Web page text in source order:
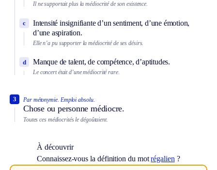
Il ne supportait plus la médiocrité de son existence.
Intensité insignifiante d’un sentiment, d’une émotion,
d’une aspiration.
c
Elle n’a pu supporter la médiocrité de ses désirs.
Manque de talent, de compétence, d’aptitudes.
d
Le concert était d’une médiocrité rare.
Par métonymie. Emploi absolu.
Chose ou personne médiocre.
3
Toutes ces médiocrités le dégoûtaient.
À découvrir
Connaissez-vous la définition du motrégalien ?